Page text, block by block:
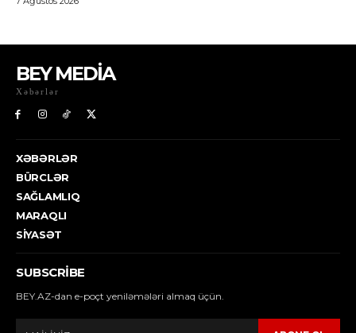
BEY MEDİA
Xəbərlər
XƏBƏRLƏR
BÜRCLƏR
SAĞLAMLIQ
MARAQLI
SIYASƏT
SUBSCRIBE
BEY.AZ-dan e-poçt yeniləmələri almaq üçün.